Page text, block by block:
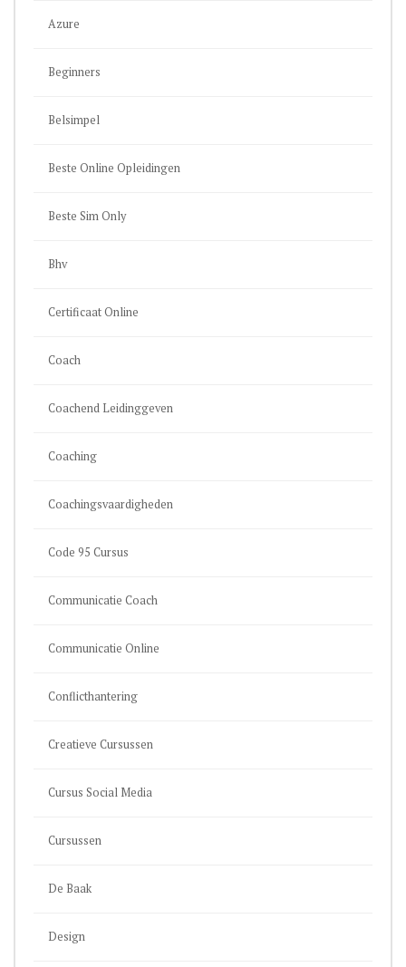
Azure
Beginners
Belsimpel
Beste Online Opleidingen
Beste Sim Only
Bhv
Certificaat Online
Coach
Coachend Leidinggeven
Coaching
Coachingsvaardigheden
Code 95 Cursus
Communicatie Coach
Communicatie Online
Conflicthantering
Creatieve Cursussen
Cursus Social Media
Cursussen
De Baak
Design